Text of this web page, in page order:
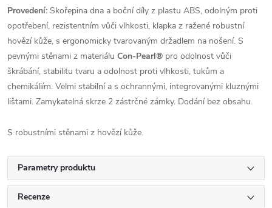
Provedení: Skořepina dna a boční díly z plastu ABS, odolným proti
opotřebení, rezistentním vůči vlhkosti, klapka z ražené robustní
hovězí kůže, s ergonomicky tvarovaným držadlem na nošení. S
pevnými stěnami z materiálu Con-Pearl® pro odolnost vůči
škrábání, stabilitu tvaru a odolnost proti vlhkosti, tukům a
chemikáliím. Velmi stabilní a s ochrannými, integrovanými kluznými
lištami. Zamykatelná skrze 2 zástrčné zámky. Dodání bez obsahu.
S robustními stěnami z hovězí kůže.
Parametry produktu
Recenze